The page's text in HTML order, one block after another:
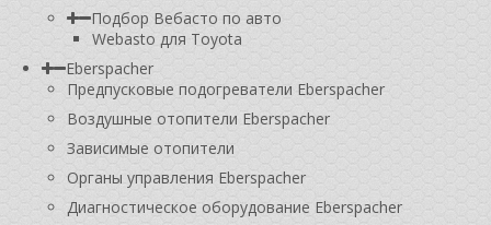
Подбор Вебасто по авто
Webasto для Toyota
Eberspacher
Предпусковые подогреватели Eberspacher
Воздушные отопители Eberspacher
Зависимые отопители
Органы управления Eberspacher
Диагностическое оборудование Eberspacher